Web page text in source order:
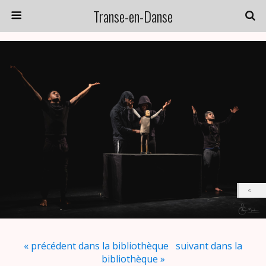
Transe-en-Danse
« précédent dans la bibliothèque suivant dans la
bibliothèque »